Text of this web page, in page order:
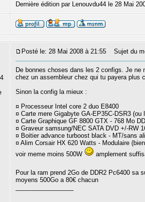
Dernière édition par Lenouvdu44 le 28 Mai
Posté le: 28 Mai 2008 à 21:55 Sujet du
De bonnes choses dans les 2 configs. Je
chez un assembleur chez qui tu payera plus
Sinon la config la mieux :
¤ Processeur Intel core 2 duo E8400
¤ Carte mere Gigabyte GA-EP35C-DSR3 (ou
¤ Carte Graphique GF 8800 GTX - 768 Mo
¤ Graveur samsung/NEC SATA DVD +/-RW
¤ Boitier advance turboost black - MT/sans
¤ Alim Corsair HX 620 Watts - Modulaire
voir meme moins 500W
amplement
Pour la ram prend 2Go de DDR2 Pc6400 sa
moyens 500Go a 80€ chacun